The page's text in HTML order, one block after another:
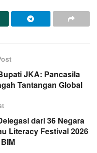
JKA: Pancasila
Tantangan Global
dari 36 Negara
Literacy Festival 2026